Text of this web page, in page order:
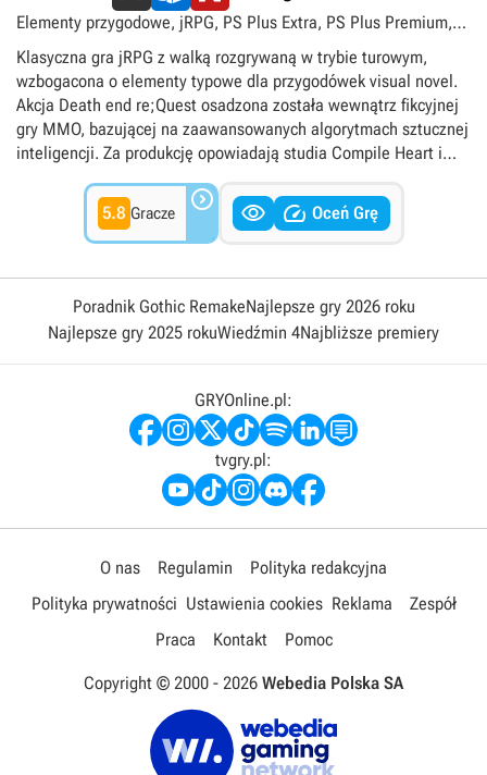
Elementy przygodowe, jRPG, PS Plus Extra, PS Plus Premium,
Science fiction, Singleplayer, TPP, Turowe
Klasyczna gra jRPG z walką rozgrywaną w trybie turowym,
wzbogacona o elementy typowe dla przygodówek visual novel.
Akcja Death end re;Quest osadzona została wewnątrz fikcyjnej
gry MMO, bazującej na zaawansowanych algorytmach sztucznej
inteligencji. Za produkcję opowiadają studia Compile Heart i
5.8 Gracze    Oceń Grę
Poradnik Gothic RemakeNajlepsze gry 2026 roku
Najlepsze gry 2025 rokuWiedźmin 4Najbliższe premiery
GRYOnline.pl:
tvgry.pl:
O nas Regulamin
Polityka redakcyjna
Polityka prywatności Ustawienia cookies Reklama
Zespół
Praca
Kontakt Pomoc
Copyright © 2000 - 2026 Webedia Polska SA